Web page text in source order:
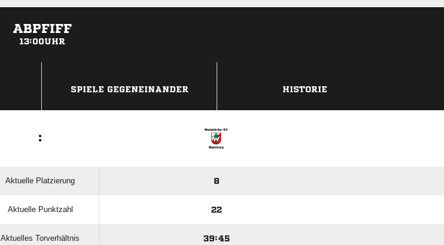
ABPFIFF
13:00UHR
SPIELE GEGENEINANDER HISTORIE
:
Aktuelle Platzierung 8
Aktuelle Punktzahl 22
Aktuelles Torverhältnis 39:45